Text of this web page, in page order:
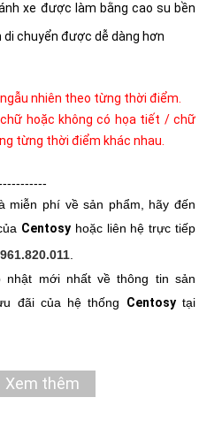
xe được làm bằng cao su bền
di chuyển được dễ dàng hơn
nhiên theo từng thời điểm.
hoặc không có họa tiết / chữ
từng thời điểm khác nhau.
miễn phí về sản phẩm, hãy đến
Centosyhoặc liên hệ trực tiếp
.
mới nhất về thông tin sản
đãi của hệ thống Centosytại
Xem thêm